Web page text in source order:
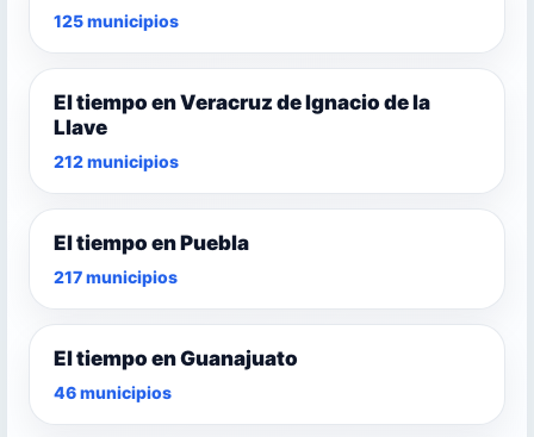
125 municipios
El tiempo en Veracruz de Ignacio de la
Llave
212 municipios
El tiempo en Puebla
217 municipios
El tiempo en Guanajuato
46 municipios